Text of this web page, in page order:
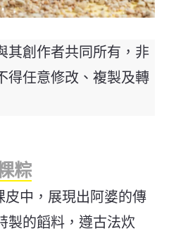
其創作者共同所有，非
得任意修改、複製及轉
粽
皮中，展現出阿婆的傳
製的饀料，遵古法炊